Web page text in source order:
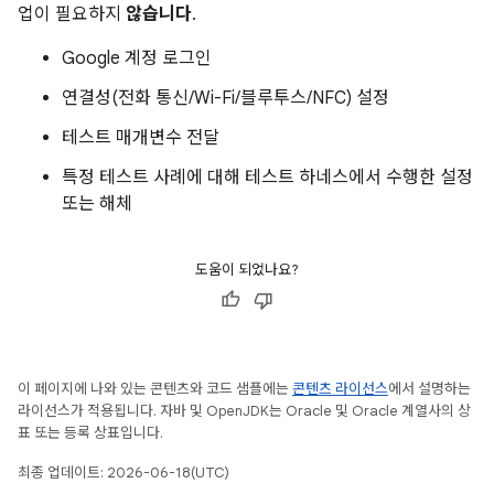
업이 필요하지 않습니다.
Google 계정 로그인
연결성(전화 통신/Wi-Fi/블루투스/NFC) 설정
테스트 매개변수 전달
특정 테스트 사례에 대해 테스트 하네스에서 수행한 설정
또는 해체
도움이 되었나요?
이 페이지에 나와 있는 콘텐츠와 코드 샘플에는 콘텐츠 라이선스에서 설명하는
라이선스가 적용됩니다. 자바 및 OpenJDK는 Oracle 및 Oracle 계열사의 상
표 또는 등록 상표입니다.
최종 업데이트: 2026-06-18(UTC)